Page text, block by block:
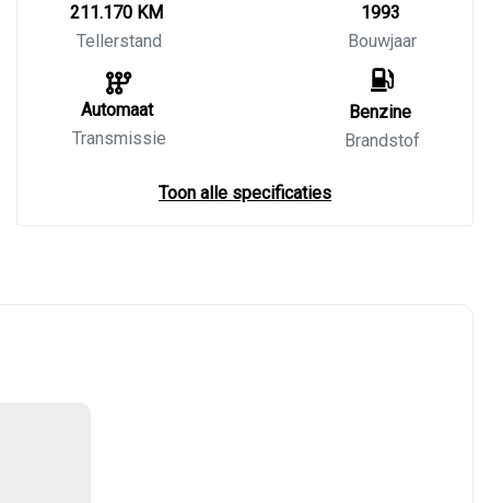
211.170 KM
Tellerstand
Automaat
Transmissie
1993
Bouwjaar
Benzine
Brandstof
Toon alle specificaties